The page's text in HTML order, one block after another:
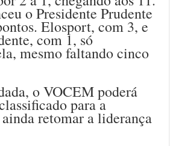
o Presidente Prudente
Elosport, com 3, e
com 1, só
mesmo faltando cinco
o VOCEM poderá
para a
retomar a liderança